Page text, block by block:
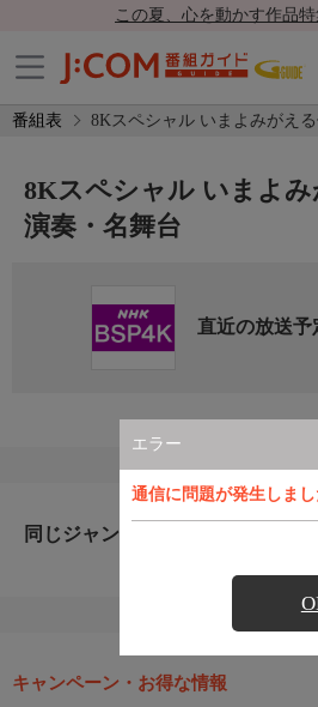
この夏、心を動かす作品
番組表 8Kスペシャル いまよみがえ
エラー
通信に問題が発生しま
8Kスペシャル いまよ
演奏・名舞台
直近の放送
同じジャンルのおすすめ番組
キャンペーン・お得な情報